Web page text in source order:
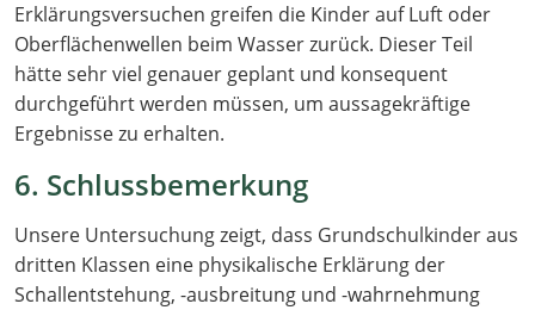
Erklärungsversuchen greifen die Kinder auf Luft oder
Oberflächenwellen beim Wasser zurück. Dieser Teil
hätte sehr viel genauer geplant und konsequent
durchgeführt werden müssen, um aussagekräftige
Ergebnisse zu erhalten.
6. Schlussbemerkung
Unsere Untersuchung zeigt, dass Grundschulkinder aus
dritten Klassen eine physikalische Erklärung der
Schallentstehung, -ausbreitung und -wahrnehmung